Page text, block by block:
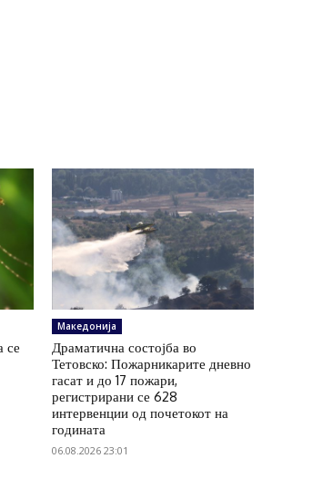
се
Македонија
Драматична состојба во
Тетовско: Пожарникарите дневно
гасат и до 17 пожари,
регистрирани се 628
интервенции од почетокот на
годината
06.08.2026 23:01